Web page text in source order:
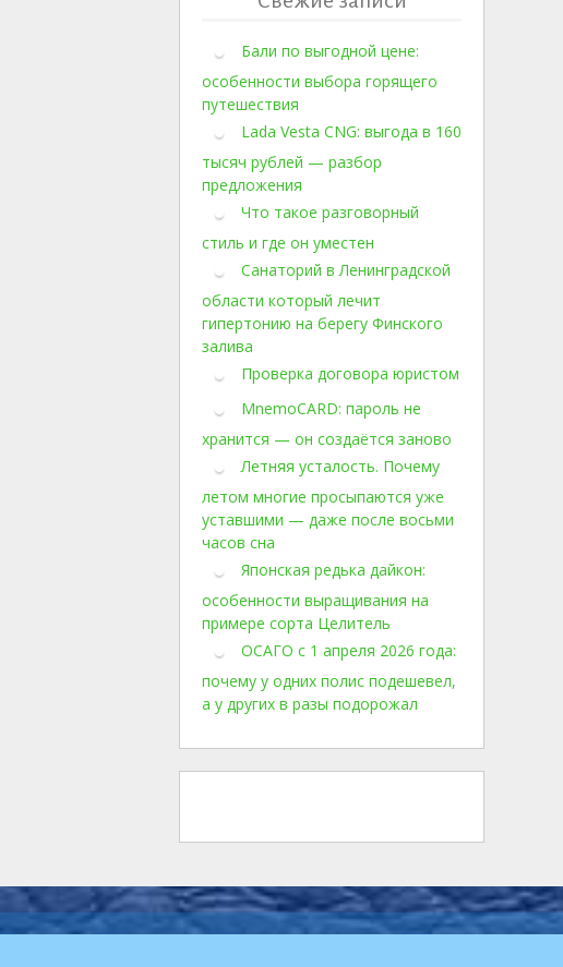
Бали по выгодной цене:
особенности выбора горящего
путешествия
Lada Vesta CNG: выгода в 160
тысяч рублей — разбор
предложения
Что такое разговорный
стиль и где он уместен
Санаторий в Ленинградской
области который лечит
гипертонию на берегу Финского
залива
Проверка договора юристом
MnemoCARD: пароль не
хранится — он создаётся заново
Летняя усталость. Почему
летом многие просыпаются уже
уставшими — даже после восьми
часов сна
Японская редька дайкон:
особенности выращивания на
примере сорта Целитель
ОСАГО с 1 апреля 2026 года:
почему у одних полис подешевел,
а у других в разы подорожал